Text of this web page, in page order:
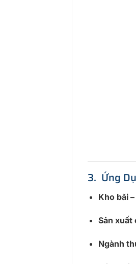
3. Ứng
Kho bãi
Sản xuất
Ngành